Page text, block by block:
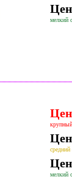
мелкий
средний
мелкий